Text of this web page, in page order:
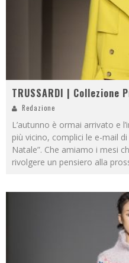
TRUSSARDI |
Redazione
L’autunno è ormai arrivato e
più vicino, complici le e-mail
Natale”. Che amiamo i mesi
rivolgere un pensiero alla